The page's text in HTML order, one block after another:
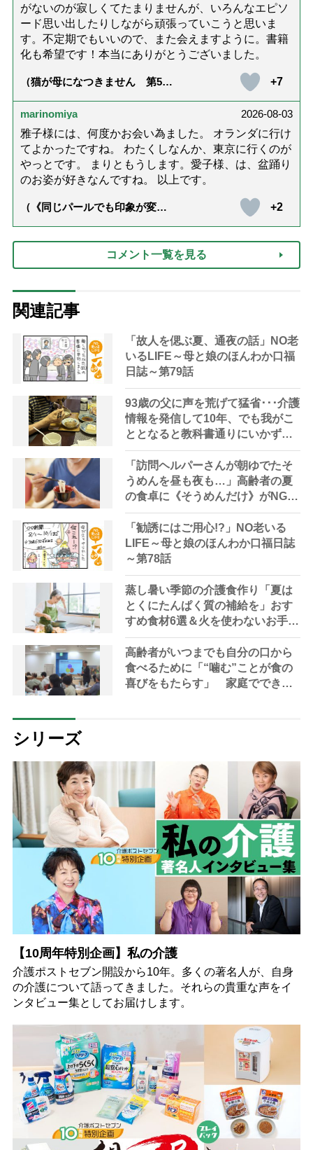
がないのが寂しくてたまりませんが、いろんなエピソ
ード思い出したりしながら頑張っていこうと思いま
す。不定期でもいいので、また会えますように。書籍
化も希望です！本当にありがとうございました。
（猫が母になつきません 第500
+7
marinomiya
2026-08-03
雅子様には、何度かお会い為ました。 オランダに行け
てよかったですね。 わたくしなんか、東京に行くのが
やっとです。 まりともうします。愛子様、は、盆踊り
のお姿が好きなんですね。 以上です。
（《同じパールでも印象が変
の夏ネックレス」上品＆涼しげ
に見せる4つの法則）
+2
コメント一覧を見る
関連記事
「故人を偲ぶ夏、通夜の話」NO老
いるLIFE～母と娘のほんわか口福
日誌～第79話
93歳の父に声を荒げて猛省･･･介護
情報を発信して10年、でも我がこ
ととなると教科書通りにいかずに
ため息「感情と理性の狭間で右往
左往する現実」
「訪問ヘルパーさんが朝ゆでたそ
うめんを昼も夜も…」高齢者の夏
の食卓に《そうめんだけ》がNGな
理由とは？【管理栄養士が解説】
「勧誘にはご用心!?」NO老いる
LIFE～母と娘のほんわか口福日誌
～第78話
蒸し暑い季節の介護食作り「夏は
とくにたんぱく質の補給を」おす
すめ食材6選＆火を使わないお手軽
レシピ3選【管理栄養士提案】
高齢者がいつまでも自分の口から
食べるために「“噛む”ことが食の
喜びをもたらす」 家庭でできる
シリーズ
【10周年特別企画】私の介護
介護ポストセブン開設から10年。多くの著名人が、自身
の介護について語ってきました。それらの貴重な声をイ
ンタビュー集としてお届けします。